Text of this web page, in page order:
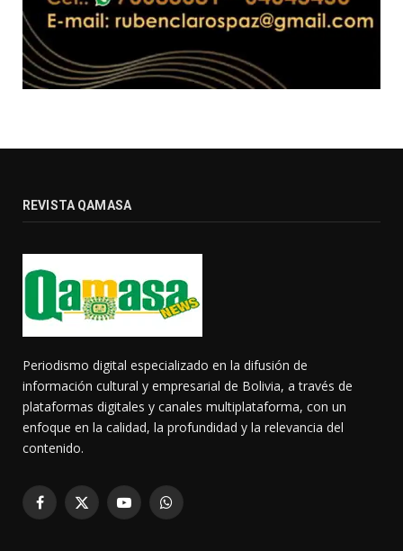
REVISTA QAMASA
Periodismo digital especializado en la difusión de
información cultural y empresarial de Bolivia, a través de
plataformas digitales y canales multiplataforma, con un
enfoque en la calidad, la profundidad y la relevancia del
contenido.
Facebook
X
YouTubeWhatsApp